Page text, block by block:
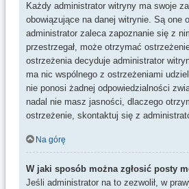
Każdy administrator witryny ma swoje
obowiązujące na danej witrynie. Są one
administrator zaleca zapoznanie się z
przestrzegał, może otrzymać
ostrzeżenia decyduje administrator
ma nic wspólnego z ostrzeżeniami
nie ponosi żadnej odpowiedzialności
nadal nie masz jasności, dlaczego
ostrzeżenie, skontaktuj się z
Na górę
W jaki sposób można zgłosić posty
Jeśli administrator na to zezwolił, w